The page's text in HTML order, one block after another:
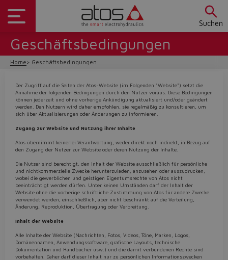
Suchen
Geschäftsbedingungen
Home Geschäftsbedingungen
Der Zugriff auf die Seiten der Atos-Website (im Folgenden "Website") setzt die
Annahme der folgenden Bedingungen durch den Nutzer voraus. Diese Bedingungen
können jederzeit und ohne vorherige Ankündigung aktualisiert und/oder geändert
werden. Den Nutzern wird daher empfohlen, sie regelmäßig zu konsultieren, um
sich über Aktualisierungen oder Änderungen zu informieren.
Zugang zur Website und Nutzung ihrer Inhalte
Atos übernimmt keinerlei Verantwortung, weder direkt noch indirekt, in Bezug auf
den Zugang der Nutzer zur Website oder deren Nutzung der Inhalte.
Die Nutzer sind berechtigt, den Inhalt der Website ausschließlich für persönliche
und nichtkommerzielle Zwecke herunterzuladen, anzusehen oder auszudrucken,
wobei die gewerblichen und geistigen Eigentumsrechte von Atos nicht
beeinträchtigt werden dürfen. Unter keinen Umständen darf der Inhalt der
Website ohne die vorherige schriftliche Zustimmung von Atos für andere Zwecke
verwendet werden, einschließlich, aber nicht beschränkt auf die Verteilung,
Änderung, Reproduktion, Übertragung oder Verbreitung.
Inhalt der Website
Alle Inhalte der Website (Nachrichten, Fotos, Videos, Töne, Marken, Logos,
Domänennamen, Anwendungssoftware, grafische Layouts, technische
Dokumentation und Handbücher usw.) und die damit verbundenen Rechte sind
vorbehalten. Daher darf dieser Inhalt nur zu persönlichen Informationszwecken